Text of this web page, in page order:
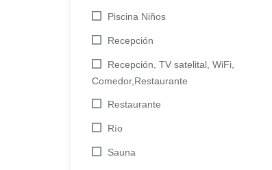
Piscina Niños
Recepción
Recepción, TV satelital, WiFi,
Comedor,Restaurante
Restaurante
Río
Sauna